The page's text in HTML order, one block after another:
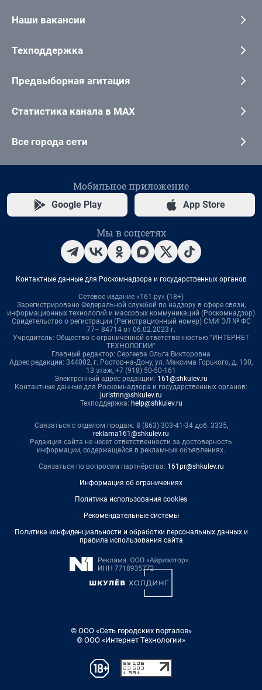
Наши вакансии
Техподдержка
Предвыборная агитация
Статистика канала в MAX
Все города сети
Мобильное приложение
Google Play App Store
Мы в соцсетях
Контактные данные для Роскомнадзора и государственных органов
Сетевое издание «161.ру» (18+)
Зарегистрировано Федеральной службой по надзору в сфере связи,
информационных технологий и массовых коммуникаций (Роскомнадзор)
Свидетельство о регистрации (Регистрационный номер) СМИ ЭЛ № ФС
77– 84714 от 06.02.2023 г.
Учредитель: Общество с ограниченной ответственностью "ИНТЕРНЕТ
ТЕХНОЛОГИИ"
Главный редактор: Сергеева Ольга Викторовна
Адрес редакции: 344002, г. Ростов-на-Дону, ул. Максима Горького, д. 130,
13 этаж, +7 (918) 50-50-161
Электронный адрес редакции: 161@shkulev.ru
Контактные данные для Роскомнадзора и государственных органов:
juristnn@shkulev.ru
Техподдержка: help@shkulev.ru
Связаться с отделом продаж: 8 (863) 303-41-34 доб. 3335,
reklama161@shkulev.ru
Редакция сайта не несет ответственности за достоверность
информации, содержащейся в рекламных объявлениях.
Связаться по вопросам партнёрства: 161pr@shkulev.ru
Информация об ограничениях
Политика использования cookies
Рекомендательные системы
Политика конфиденциальности и обработки персональных данных и
правила использования сайта
© ООО «Сеть городских порталов»
© ООО «Интернет Технологии»